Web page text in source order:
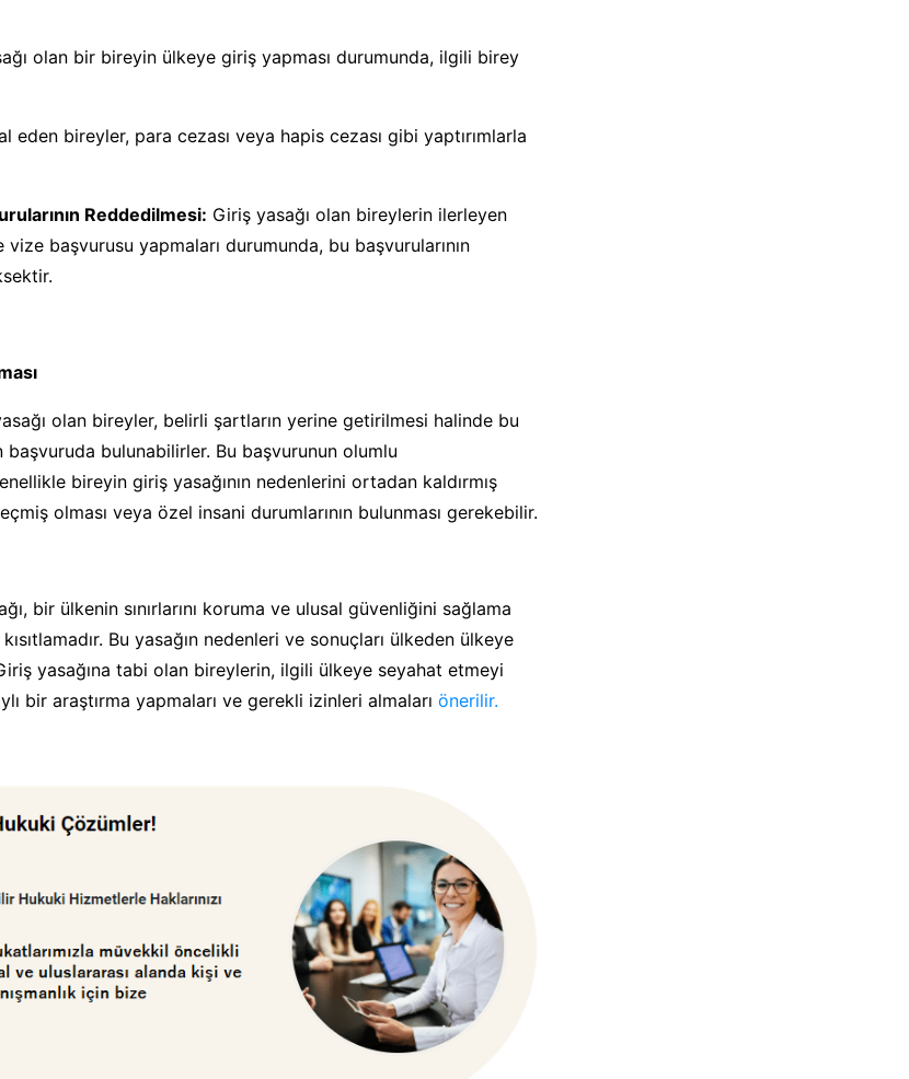
olan bir bireyin ülkeye giriş yapması durumunda, ilgili birey
eden bireyler, para cezası veya hapis cezası gibi yaptırımlarla
Reddedilmesi: Giriş yasağı olan bireylerin ilerleyen
başvurusu yapmaları durumunda, bu başvurularının
olan bireyler, belirli şartların yerine getirilmesi halinde bu
başvuruda bulunabilirler. Bu başvurunun olumlu
bireyin giriş yasağının nedenlerini ortadan kaldırmış
olması veya özel insani durumlarının bulunması gerekebilir.
bir ülkenin sınırlarını koruma ve ulusal güvenliğini sağlama
Bu yasağın nedenleri ve sonuçları ülkeden ülkeye
yasağına tabi olan bireylerin, ilgili ülkeye seyahat etmeyi
bir araştırma yapmaları ve gerekli izinleri almaları önerilir.